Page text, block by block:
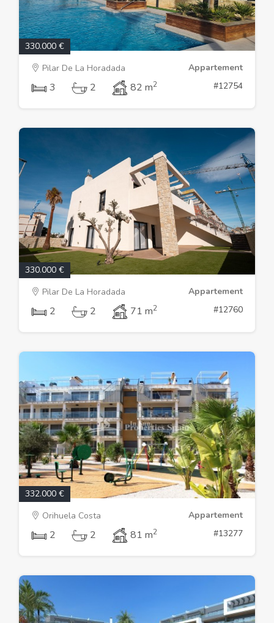
330.000 €
Pilar De La Horadada
Appartement
3 2 82 m2 #12754
330.000 €
Pilar De La Horadada
Appartement
2 2 71 m2 #12760
332.000 €
Orihuela Costa
Appartement
2 2 81 m2 #13277